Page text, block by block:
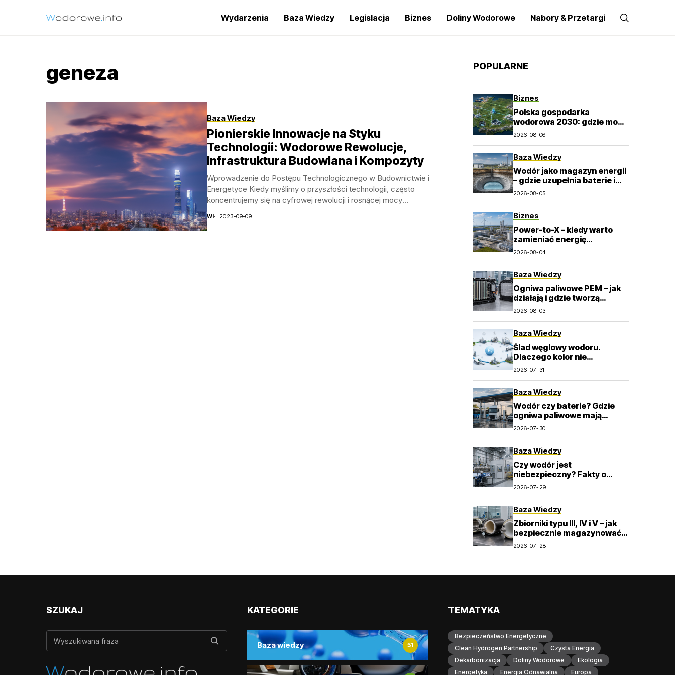
Wydarzenia Baza Wiedzy Legislacja Biznes Doliny Wodorowe Nabory & Przetargi
geneza
Baza Wiedzy
Pionierskie Innowacje na Styku
Technologii: Wodorowe Rewolucje,
Infrastruktura Budowlana i Kompozyty
Wprowadzenie do Postępu Technologicznego w Budownictwie i
Energetyce Kiedy myślimy o przyszłości technologii, często
koncentrujemy się na cyfrowej rewolucji i rosnącej mocy
WI 2023-09-09
POPULARNE
Biznes
Polska gospodarka
wodorowa 2030: gdzie mogą
powstać pierwsze trwałe
2026-08-06
Baza Wiedzy
Wodór jako magazyn energii
– gdzie uzupełnia baterie i
elektrownie szczytowo-
2026-08-05
Biznes
Power-to-X – kiedy warto
zamieniać energię
odnawialną w wodór i e-
2026-08-04
Baza Wiedzy
Ogniwa paliwowe PEM – jak
działają i gdzie tworzą
wartość dla przemysłu?
2026-08-03
Baza Wiedzy
Ślad węglowy wodoru.
Dlaczego kolor nie
wystarcza do oceny emisji? –
2026-07-31
Baza Wiedzy
Wodór czy baterie? Gdzie
ogniwa paliwowe mają
największy sens w
2026-07-30
Baza Wiedzy
Czy wodór jest
niebezpieczny? Fakty o
zapłonie, wentylacji i detekcji
2026-07-29
Baza Wiedzy
Zbiorniki typu III, IV i V – jak
bezpiecznie magazynować
wodór pod wysokim
2026-07-28
SZUKAJ KATEGORIE
Baza wiedzy 51
TEMATYKA
Bezpieczeństwo Energetyczne
Clean Hydrogen Partnership
Czysta Energia
Dekarbonizacja
Doliny Wodorowe
Ekologia
Energetyka
Energia Odnawialna Europa